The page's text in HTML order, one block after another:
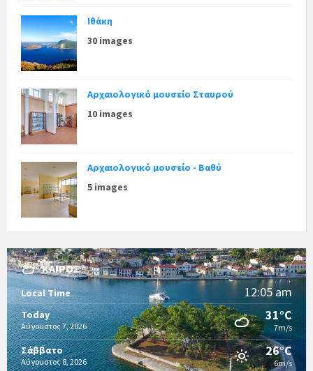
Ιθάκη
30 images
Αρχαιολογικό μουσείο Σταυρού
10 images
Αρχαιολογικό μουσείο - Βαθύ
5 images
ΚΑΙΡΌΣ
Local Time 12:05 am
Today
Αύγουστος 7, 2026
31°C
7m/s
Σάββατο
Αύγουστος 8, 2026
26°C
6m/s